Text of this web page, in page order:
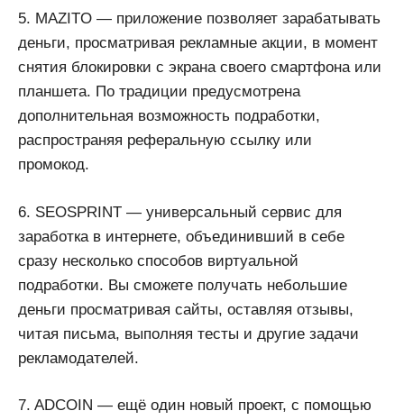
5. MAZITO — приложение позволяет зарабатывать
деньги, просматривая рекламные акции, в момент
снятия блокировки с экрана своего смартфона или
планшета. По традиции предусмотрена
дополнительная возможность подработки,
распространяя реферальную ссылку или
промокод.
6. SEOSPRINT — универсальный сервис для
заработка в интернете, объединивший в себе
сразу несколько способов виртуальной
подработки. Вы сможете получать небольшие
деньги просматривая сайты, оставляя отзывы,
читая письма, выполняя тесты и другие задачи
рекламодателей.
7. ADCOIN — ещё один новый проект, с помощью